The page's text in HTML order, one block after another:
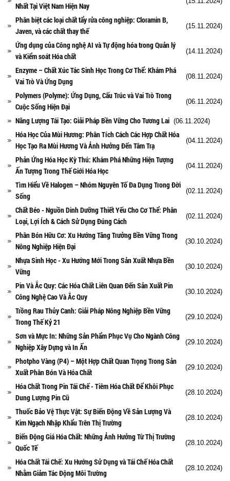
Nhất Tại Việt Nam Hiện Nay
Phân biệt các loại chất tẩy rửa công nghiệp: Cloramin B,
Javen, và các chất thay thế
(15.11.2024)
Ứng dụng của Công nghệ AI và Tự động hóa trong Quản lý
và Kiểm soát Hóa chất
(14.11.2024)
Enzyme – Chất Xúc Tác Sinh Học Trong Cơ Thể: Khám Phá
Vai Trò Và Ứng Dụng
(08.11.2024)
Polymers (Polyme): Ứng Dụng, Cấu Trúc và Vai Trò Trong
Cuộc Sống Hiện Đại
(06.11.2024)
Năng Lượng Tái Tạo: Giải Pháp Bền Vững Cho Tương Lai (06.11.2024)
Hóa Học Của Mùi Hương: Phân Tích Cách Các Hợp Chất Hóa
Học Tạo Ra Mùi Hương Và Ảnh Hưởng Đến Tâm Trạ
(04.11.2024)
Phản Ứng Hóa Học Kỳ Thú: Khám Phá Những Hiện Tượng
Ấn Tượng Trong Thế Giới Hóa Học
(04.11.2024)
Tìm Hiểu Về Halogen – Nhóm Nguyên Tố Đa Dụng Trong Đời
Sống
(02.11.2024)
Chất Béo - Nguồn Dinh Dưỡng Thiết Yếu Cho Cơ Thể: Phân
Loại, Lợi Ích & Cách Sử Dụng Đúng Cách
(02.11.2024)
Phân Bón Hữu Cơ: Xu Hướng Tăng Trưởng Bền Vững Trong
Nông Nghiệp Hiện Đại
(30.10.2024)
Nhựa Sinh Học - Xu Hướng Mới Trong Sản Xuất Nhựa Bền
Vững
(30.10.2024)
Pin Và Ắc Quy: Các Hóa Chất Liên Quan Đến Sản Xuất Pin
Công Nghệ Cao Và Ắc Quy
(30.10.2024)
Trồng Rau Thủy Canh: Giải Pháp Nông Nghiệp Bền Vững
Trong Thế Kỷ 21
(29.10.2024)
Sơn và Mực In: Những Sản Phẩm Phục Vụ Cho Ngành Công
Nghiệp Xây Dựng và In Ấn
(29.10.2024)
Photpho Vàng (P4) – Một Hợp Chất Quan Trọng Trong Sản
Xuất Phân Bón Và Hóa Chất
(29.10.2024)
Hóa Chất Trong Pin Tái Chế - Tiêm Hóa Chất Để Khôi Phục
Dung Lượng Pin Cũ
(28.10.2024)
Thuốc Bảo Vệ Thực Vật: Sự Biến Động Về Sản Lượng Và
Kim Ngạch Nhập Khẩu Trên Thị Trường
(28.10.2024)
Biến Động Giá Hóa Chất: Những Ảnh Hưởng Từ Thị Trường
Quốc Tế
(28.10.2024)
Hóa Chất Tái Chế: Xu Hướng Sử Dụng và Tái Chế Hóa Chất
Nhằm Giảm Tác Động Môi Trường
(28.10.2024)